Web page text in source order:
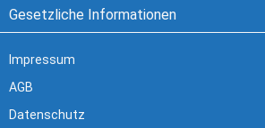
Gesetzliche Informationen
Impressum
AGB
Datenschutz